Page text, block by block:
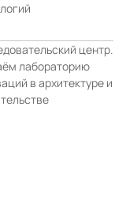
центр.
лабораторию
в архитектуре и